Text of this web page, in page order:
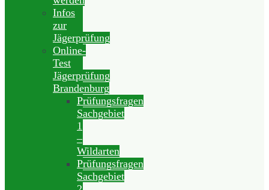
Infos
zur
Jägerprüfung
Online-
Test
Jägerprüfung
Brandenburg
Prüfungsfragen
Sachgebiet
1
–
Wildarten
Prüfungsfragen
Sachgebiet